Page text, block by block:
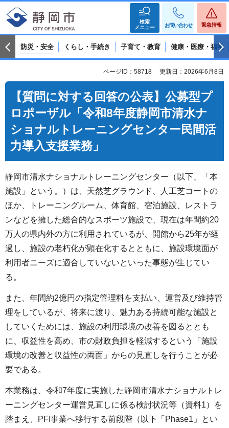
検索
メニュー
お問い合わせ 緊急情報
防災・安全 くらし・手続き 子育て・教育 健康・医療・福祉
ページID：58718 更新日：2026年6月8日
【質問に対する回答の公表】公募型プ
ロポーザル「令和8年度静岡市清水ナ
ショナルトレーニングセンター民間活
力導入支援業務」
静岡市清水ナショナルトレーニングセンター（以下、「本
施設」という。）は、天然芝グラウンド、人工芝コートの
ほか、トレーニングルーム、体育館、宿泊施設、レストラ
ンなどを擁した総合的なスポーツ施設で、現在は年間約20
万人の県内外の方に利用されているが、開館から25年が経
過し、施設の老朽化が顕在化するとともに、施設環境面が
利用者ニーズに適合していないといった事態が生じてい
る。
また、年間約2億円の指定管理料を支払い、運営及び維持管
理をしているが、将来に渡り、魅力ある持続可能な施設と
していくためには、施設の利用環境の改善を図るととも
に、収益性を高め、市の財政負担を軽減するという「施設
環境の改善と収益性の両面」からの見直しを行うことが必
要である。
本業務は、令和7年度に実施した静岡市清水ナショナルトレ
ーニングセンター運営見直しに係る検討状況等（資料1）を
踏まえ、PFI事業へ移行する前段階（以下「Phase1」とい